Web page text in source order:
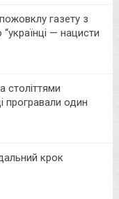
газету з
— нацисти
століттями
програвали один
крок